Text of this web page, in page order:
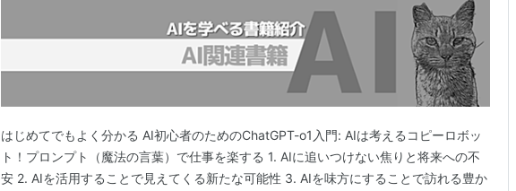
はじめてでもよく分かる AI初心者のためのChatGPT-o1入門: AIは考えるコピーロボッ
ト！プロンプト（魔法の言葉）で仕事を楽する 1. AIに追いつけない焦りと将来への不
安 2. AIを活用することで見えてくる新たな可能性 3. AIを味方にすることで訪れる豊か